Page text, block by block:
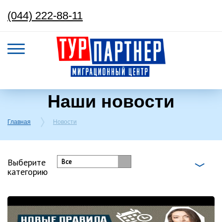
(044) 222-88-11
Наши новости
Главная Новости
Выберите
категорию
Все